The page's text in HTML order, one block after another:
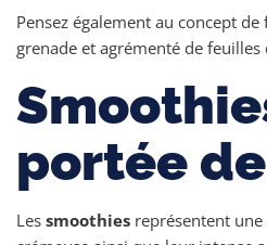
Pensez également au concept
grenade et agrémenté de
portée
Les smoothies représentent